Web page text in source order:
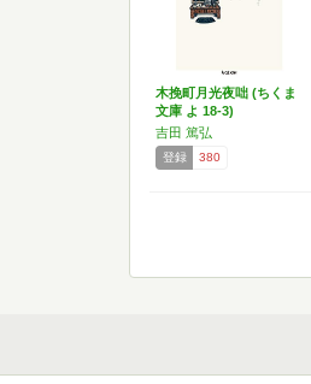
木挽町月光夜咄 (ちくま
文庫 よ 18-3)
吉田 篤弘
登録 380